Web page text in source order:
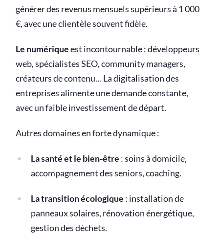
générer des revenus mensuels supérieurs à 1 000
€, avec une clientèle souvent fidèle.
Le numériqueest incontournable : développeurs
web, spécialistes SEO, community managers,
créateurs de contenu… La digitalisation des
entreprises alimente une demande constante,
avec un faible investissement de départ.
Autres domaines en forte dynamique :
La santé et le bien-être : soins à domicile,
accompagnement des seniors, coaching.
La transition écologique : installation de
panneaux solaires, rénovation énergétique,
gestion des déchets.